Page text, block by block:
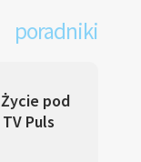
poradniki
pod
Puls